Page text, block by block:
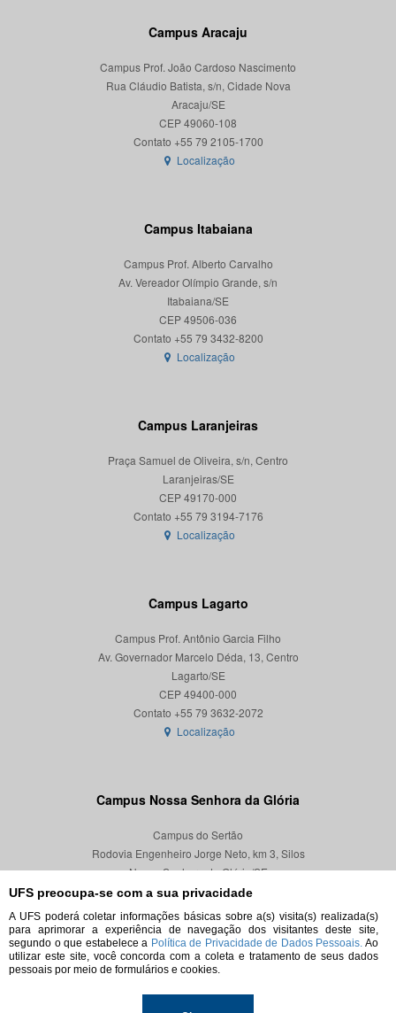
UFS preocupa-se com a sua privacidade
A UFS poderá coletar informações básicas sobre a(s) visita(s) realizada(s)
para aprimorar a experiência de navegação dos visitantes deste site,
segundo o que estabelece a Política de Privacidade de Dados Pessoais. Ao
utilizar este site, você concorda com a coleta e tratamento de seus dados
pessoais por meio de formulários e cookies.
Campus Aracaju
Campus Prof. João Cardoso Nascimento
Rua Cláudio Batista, s/n, Cidade Nova
Aracaju/SE
CEP 49060-108
Localização
Campus Itabaiana
Campus Prof. Alberto Carvalho
Av. Vereador Olímpio Grande, s/n
Itabaiana/SE
CEP 49506-036
Localização
Campus Laranjeiras
Praça Samuel de Oliveira, s/n, Centro
Laranjeiras/SE
CEP 49170-000
Localização
Campus Lagarto
Campus Prof. Antônio Garcia Filho
Av. Governador Marcelo Déda, 13, Centro
Lagarto/SE
CEP 49400-000
Localização
Campus Nossa Senhora da Glória
Campus do Sertão
Rodovia Engenheiro Jorge Neto, km 3, Silos
Nossa Senhora da Glória/SE
CEP 49680-000
Localização